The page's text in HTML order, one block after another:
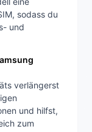
sodass du
und
verlängerst
und hilfst,
zum